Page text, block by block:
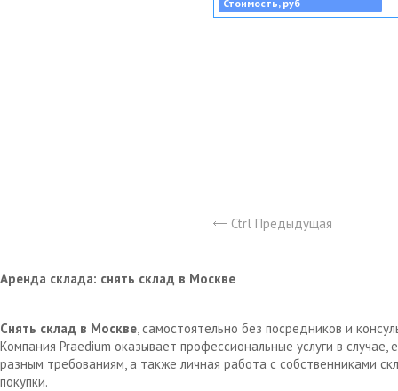
Стоимость, руб
Ctrl Предыдущая
Аренда склада: снять склад в Москве
Снять склад в Москве, самостоятельно без посредников и
Компания Praedium оказывает профессиональные услуги в
разным требованиям, а также личная работа с собственниками
покупки.